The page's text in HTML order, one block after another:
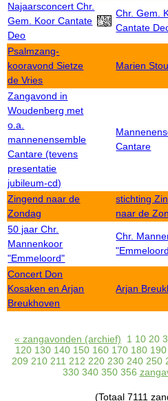
Najaarsconcert Chr.
Gem. Koor Cantate
Deo
Chr. Gem.
Cantate
Psalmzang-
kooravond Sietze
de Vries
Marien
Zangavond in
Woudenberg met
o.a.
mannenensemble
Cantare (tevens
presentatie
jubileum-cd)
Cantare
Zingend naar de
Zondag
stichting
naar de
50 jaar Chr.
Mannenkoor
"Emmeloord"
Chr.
Concert Don
Kosaken en Arjan
Breukhoven
Arjan
« zangavonden (archief) 1 10 20
120 130 140 150 160 170 180 190
209 210 211 212 220 230 240 250
330 340 350 356
(Totaal 7111